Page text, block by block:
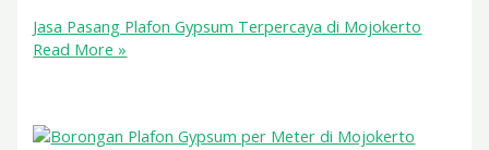
Jasa Pasang Plafon Gypsum Terpercaya di Mojokerto
Read More »